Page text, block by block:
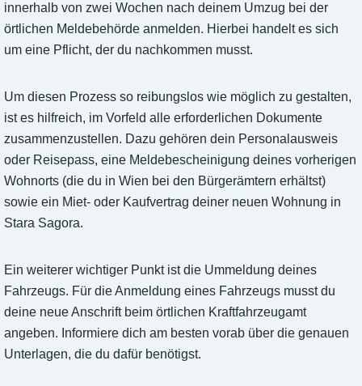
innerhalb von zwei Wochen nach deinem Umzug bei der
örtlichen Meldebehörde anmelden. Hierbei handelt es sich
um eine Pflicht, der du nachkommen musst.
Um diesen Prozess so reibungslos wie möglich zu gestalten,
ist es hilfreich, im Vorfeld alle erforderlichen Dokumente
zusammenzustellen. Dazu gehören dein Personalausweis
oder Reisepass, eine Meldebescheinigung deines vorherigen
Wohnorts (die du in Wien bei den Bürgerämtern erhältst)
sowie ein Miet- oder Kaufvertrag deiner neuen Wohnung in
Stara Sagora.
Ein weiterer wichtiger Punkt ist die Ummeldung deines
Fahrzeugs. Für die Anmeldung eines Fahrzeugs musst du
deine neue Anschrift beim örtlichen Kraftfahrzeugamt
angeben. Informiere dich am besten vorab über die genauen
Unterlagen, die du dafür benötigst.